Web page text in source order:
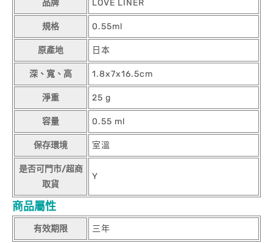
品牌 LOVE LINER
規格 0.55ml
原產地 日本
深、寬、高 1.8x7x16.5cm
淨重 25 g
容量 0.55 ml
保存環境 室溫
是否可門市/超商
取貨
Y
商品屬性
有效期限 三年